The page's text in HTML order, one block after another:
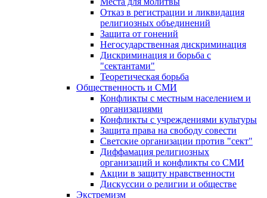
Отказ в регистрации и ликвидация
религиозных объединений
Защита от гонений
Негосударственная дискриминация
Дискриминация и борьба с
"сектантами"
Теоретическая борьба
Общественность и СМИ
Конфликты с местным населением и
организациями
Конфликты с учреждениями культуры
Защита права на свободу совести
Светские организации против "сект"
Диффамация религиозных
организаций и конфликты со СМИ
Акции в защиту нравственности
Дискуссии о религии и обществе
Экстремизм